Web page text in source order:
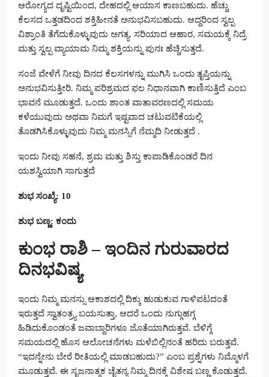
ಆರೋಗ್ಯದ ದೃಷ್ಟಿಯಿಂದ, ದೇಹದಲ್ಲಿ ಆಯಾಸ ಕಾಣಬಹುದು. ಹೆಚ್ಚು
ಕೆಲಸದ ಒತ್ತಡದಿಂದ ಶಕ್ತಿಹೀನತೆ ಅನುಭವಿಸಬಹುದು. ಆದ್ದರಿಂದ ಸ್ವಲ್ಪ
ವಿಶ್ರಾಂತಿ ತೆಗೆದುಕೊಳ್ಳುವುದು ಅಗತ್ಯ. ಸರಿಯಾದ ಆಹಾರ, ಸಮಯಕ್ಕೆ ನಿದ್ರೆ
ಮತ್ತು ಸ್ವಲ್ಪ ವ್ಯಾಯಾಮ ನಿಮ್ಮ ಶಕ್ತಿಯನ್ನು ಪುನಃ ಹೆಚ್ಚಿಸುತ್ತದೆ.
ಸಂಜೆ ವೇಳೆಗೆ ನೀವು ದಿನದ ಕೆಲಸಗಳನ್ನು ಮುಗಿಸಿ ಒಂದು ತೃಪ್ತಿಯನ್ನು
ಅನುಭವಿಸುತ್ತೀರಿ. ನಿಮ್ಮ ಪರಿಶ್ರಮದ ಫಲ ನಿಧಾನವಾಗಿ ಕಾಣಿಸುತ್ತಿದೆ ಎಂಬ
ಭಾವನೆ ಮೂಡುತ್ತದೆ. ಒಂದು ಶಾಂತ ವಾತಾವರಣದಲ್ಲಿ ಸಮಯ
ಕಳೆಯುವುದು ಅಥವಾ ನಿಮಗೆ ಇಷ್ಟವಾದ ಚಟುವಟಿಕೆಯಲ್ಲಿ
ತೊಡಗಿಸಿಕೊಳ್ಳುವುದು ನಿಮ್ಮ ಮನಸ್ಸಿಗೆ ನೆಮ್ಮದಿ ನೀಡುತ್ತದೆ .
ಇಂದು ನೀವು ಸಹನೆ, ಶ್ರಮ ಮತ್ತು ಶಿಸ್ತು ಕಾಪಾಡಿಕೊಂಡರೆ ದಿನ
ಯಶಸ್ವಿಯಾಗಿ ಸಾಗುತ್ತದೆ
ಶುಭ ಸಂಖ್ಯೆ: 10
ಶುಭ ಬಣ್ಣ: ಕಂದು
ಕುಂಭ ರಾಶಿ – ಇಂದಿನ ಗುರುವಾರದ
ದಿನಭವಿಷ್ಯ
ಇಂದು ನಿಮ್ಮ ಮನಸ್ಸು ಆಕಾಶದಲ್ಲಿ ದಿಕ್ಕು ಹುಡುಕುವ ಗಾಳಿಪಟದಂತೆ
ಇರುತ್ತದೆ ಸ್ವಾತಂತ್ರ್ಯ ಬಯಸುತ್ತಾ, ಆದರೆ ಒಂದು ನುಗ್ಗುಹಗ್ಗ
ಹಿಡಿದುಕೊಂಡಂತೆ ಜವಾಬ್ದಾರಿಗಳೂ ಜೊತೆಯಾಗಿರುತ್ತವೆ. ಬೆಳಿಗ್ಗೆ
ಸಮಯದಲ್ಲಿ ಹೊಸ ಆಲೋಚನೆಗಳು ಮಳೆಬಿಲ್ಲಿನಂತೆ ಹರಿದು ಬರುತ್ತವೆ.
“ಇದನ್ನೇನು ಬೇರೆ ರೀತಿಯಲ್ಲಿ ಮಾಡಬಹುದು?” ಎಂಬ ಪ್ರಶ್ನೆಗಳು ನಿಮ್ಮೊಳಗೆ
ಮೂಡುತ್ತವೆ. ಈ ಸೃಜನಾತ್ಮಕ ಚೈತನ್ಯ ನಿಮ್ಮ ದಿನಕ್ಕೆ ವಿಶೇಷ ಬಣ್ಣ ಕೊಡುತ್ತದೆ.